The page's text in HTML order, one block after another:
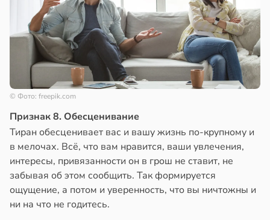
© Фото: freepik.com
Признак 8. Обесценивание
Тиран обесценивает вас и вашу жизнь по-крупному и
в мелочах. Всё, что вам нравится, ваши увлечения,
интересы, привязанности он в грош не ставит, не
забывая об этом сообщить. Так формируется
ощущение, а потом и уверенность, что вы ничтожны и
ни на что не годитесь.